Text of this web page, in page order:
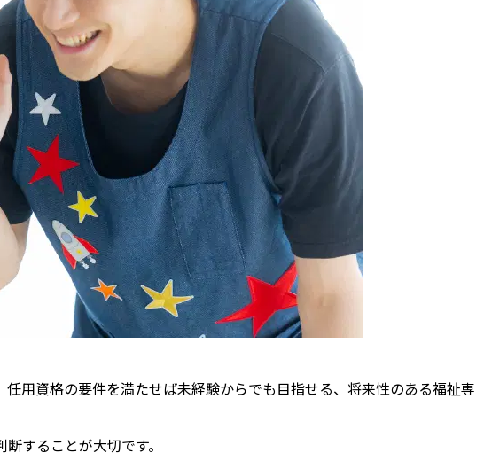
任用資格の要件を満たせば未経験からでも目指せる、将来性のある福祉専
することが大切です。